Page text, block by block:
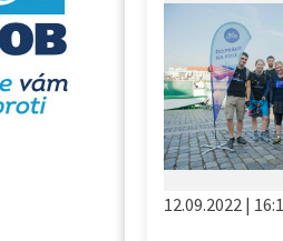
12.09.2022 |